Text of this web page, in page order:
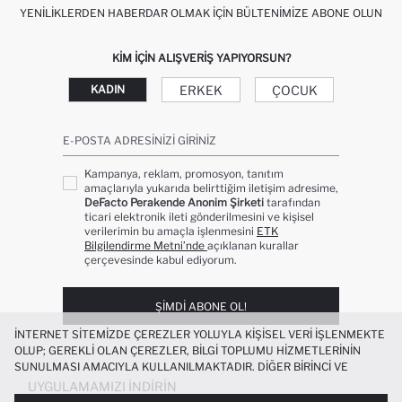
YENILIKLERDEN HABERDAR OLMAK İÇIN BÜLTENIMIZE ABONE OLUN
KIM IÇIN ALIŞVERIŞ YAPIYORSUN?
KADIN ERKEK ÇOCUK
E-POSTA ADRESINIZI GIRINIZ
Kampanya, reklam, promosyon, tanıtım
amaçlarıyla yukarıda belirttiğim iletişim adresime,
DeFacto Perakende Anonim Şirketi tarafından
ticari elektronik ileti gönderilmesini ve kişisel
verilerimin bu amaçla işlenmesini ETK
Bilgilendirme Metni’nde açıklanan kurallar
çerçevesinde kabul ediyorum.
ŞIMDI ABONE OL!
UYGULAMAMIZI İNDIRIN
İNTERNET SITEMIZDE ÇEREZLER YOLUYLA KIŞISEL VERI IŞLENMEKTE
OLUP; GEREKLI OLAN ÇEREZLER, BILGI TOPLUMU HIZMETLERININ
SUNULMASI AMACIYLA KULLANILMAKTADIR. DIĞER BIRINCI VE
ÜÇÜNCÜ TARAF ÇEREZLER ISE SIZE DAHA IYI BIR ALIŞVERIŞ